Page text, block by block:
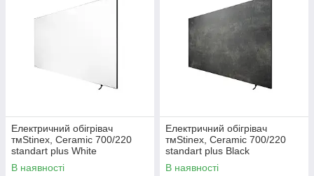
Електричний обігрівач
тмStinex, Ceramic 700/220
standart plus White
В наявності
Електричний обігрівач
тмStinex, Ceramic 700/220
standart plus Black
В наявності